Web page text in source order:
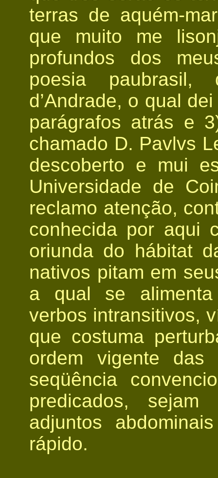
terras de aquém-
que muito me
profundos dos
poesia
d’Andrade, o qual
parágrafos atrás e
chamado D. Pavlvs
descoberto e mui
Universidade de
reclamo atenção,
conhecida por aqui
oriunda do hábitat
nativos pitam em
a qual se alimenta
verbos intransitivos,
que costuma
ordem vigente das
seqüência
predicados,
adjuntos
rápido.